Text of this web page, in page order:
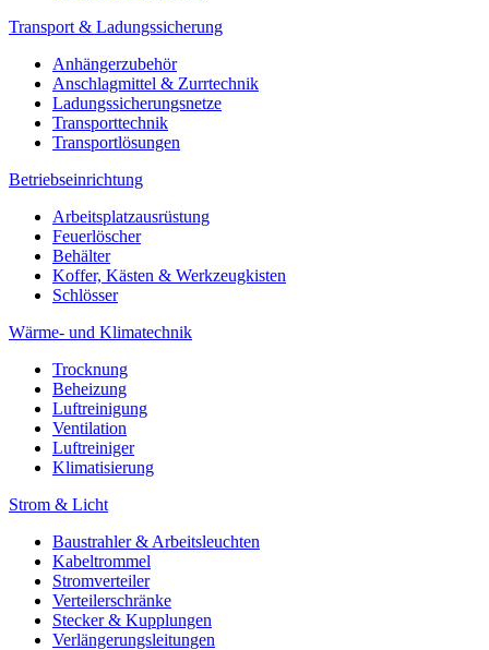
Transport & Ladungssicherung
Anhängerzubehör
Anschlagmittel & Zurrtechnik
Ladungssicherungsnetze
Transporttechnik
Transportlösungen
Betriebseinrichtung
Arbeitsplatzausrüstung
Feuerlöscher
Behälter
Koffer, Kästen & Werkzeugkisten
Schlösser
Wärme- und Klimatechnik
Trocknung
Beheizung
Luftreinigung
Ventilation
Luftreiniger
Klimatisierung
Strom & Licht
Baustrahler & Arbeitsleuchten
Kabeltrommel
Stromverteiler
Verteilerschränke
Stecker & Kupplungen
Verlängerungs­leitungen